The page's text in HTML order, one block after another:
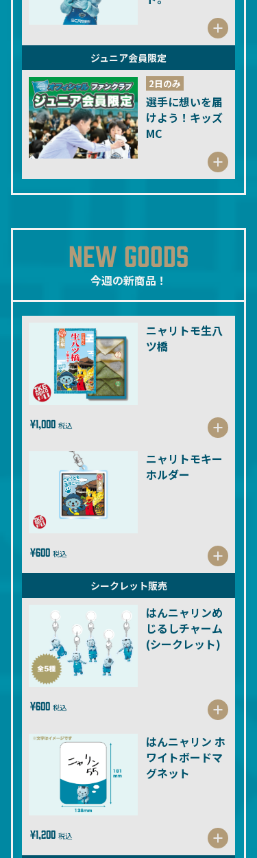
ジュニア会員限定
2日のみ
選手に想いを届
けよう！キッズ
MC
NEW GOODS
今週の新商品！
ニャリトモ生八
ツ橋
¥1,000 税込
ニャリトモキー
ホルダー
¥600 税込
シークレット販売
はんニャリンめ
じるしチャーム
(シークレット)
¥600 税込
はんニャリン ホ
ワイトボードマ
グネット
¥1,200 税込